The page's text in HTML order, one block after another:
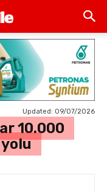
Updated: 09/07/2026
10.000